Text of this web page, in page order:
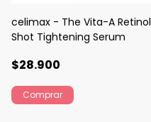
celimax - The Vita-A Retinol
Shot Tightening Serum
$28.900